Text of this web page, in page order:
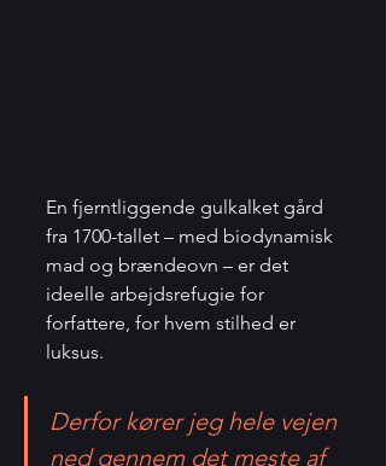
En fjerntliggende gulkalket gård
fra 1700-tallet – med biodynamisk
mad og brændeovn – er det
ideelle arbejdsrefugie for
forfattere, for hvem stilhed er
luksus.
Derfor kører jeg hele vejen
ned gennem det meste af